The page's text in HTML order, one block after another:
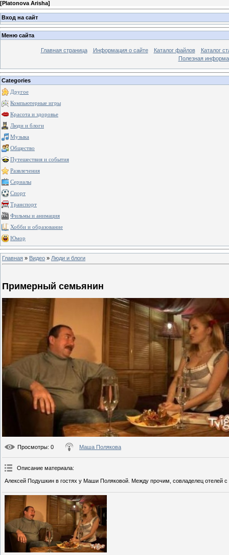
[Platonova Arisha]
Вход на сайт
Меню сайта
Главная страница Информация о сайте Каталог файлов
Каталог
Полезная
Categories
Другое
Компьютерные игры
Красота и здоровье
Люди и блоги
Музыка
Общество
Путешествия и события
Развлечения
Сериалы
Спорт
Транспорт
Фильмы и анимация
Хобби и образование
Юмор
Главная » Видео » Люди и блоги
Примерный семьянин
Просмотры: 0 Маша Полякова
Описание материала:
Алексей Подушкин в гостях у Маши Поляковой. Между прочим, совладелец отелей с